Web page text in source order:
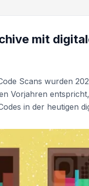
mit
Scans wurden
Vorjahren
in der heutigen